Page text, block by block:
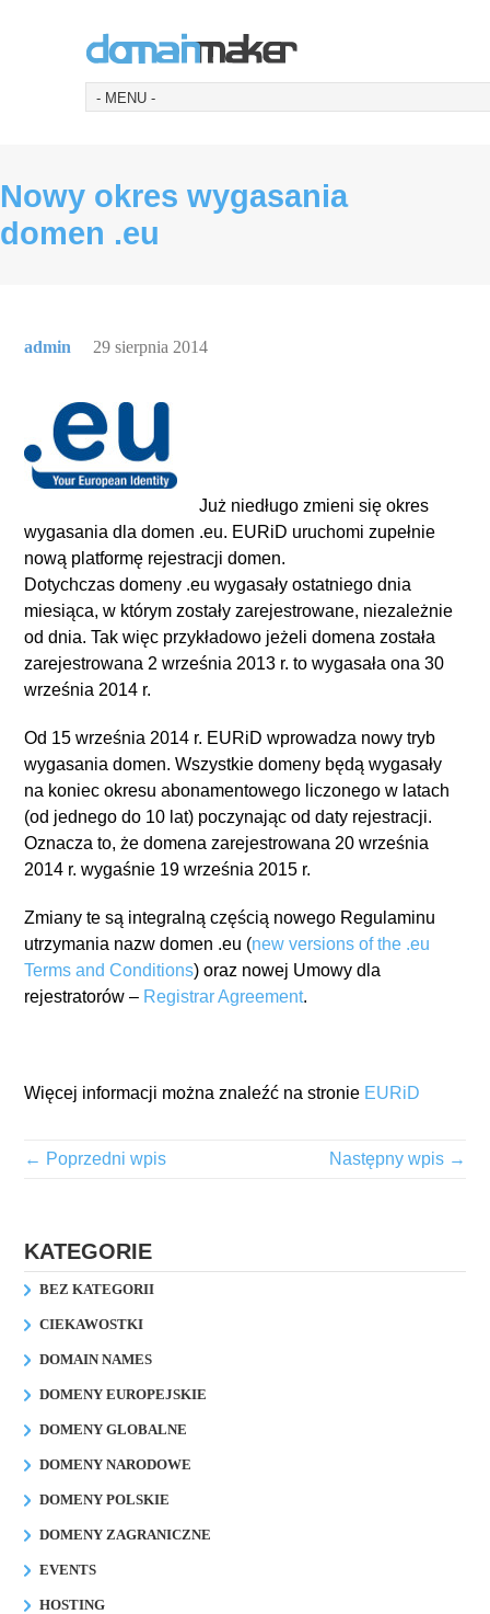
Nowy okres wygasania
domen .eu
admin 29 sierpnia 2014
Już niedługo zmieni się okres
wygasania dla domen .eu. EURiD uruchomi zupełnie
nową platformę rejestracji domen.
Dotychczas domeny .eu wygasały ostatniego dnia
miesiąca, w którym zostały zarejestrowane, niezależnie
od dnia. Tak więc przykładowo jeżeli domena została
zarejestrowana 2 września 2013 r. to wygasała ona 30
września 2014 r.
Od 15 września 2014 r. EURiD wprowadza nowy tryb
wygasania domen. Wszystkie domeny będą wygasały
na koniec okresu abonamentowego liczonego w latach
(od jednego do 10 lat) poczynając od daty rejestracji.
Oznacza to, że domena zarejestrowana 20 września
2014 r. wygaśnie 19 września 2015 r.
Zmiany te są integralną częścią nowego Regulaminu
utrzymania nazw domen .eu (new versions of the .eu
Terms and Conditions) oraz nowej Umowy dla
rejestratorów – Registrar Agreement.
Więcej informacji można znaleźć na stronie EURiD
← Poprzedni wpis Następny wpis →
KATEGORIE
BEZ KATEGORII
CIEKAWOSTKI
DOMAIN NAMES
DOMENY EUROPEJSKIE
DOMENY GLOBALNE
DOMENY NARODOWE
DOMENY POLSKIE
DOMENY ZAGRANICZNE
EVENTS
HOSTING